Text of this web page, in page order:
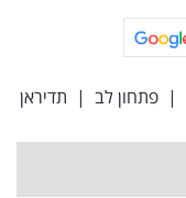
| פתחון לב | תדיראן